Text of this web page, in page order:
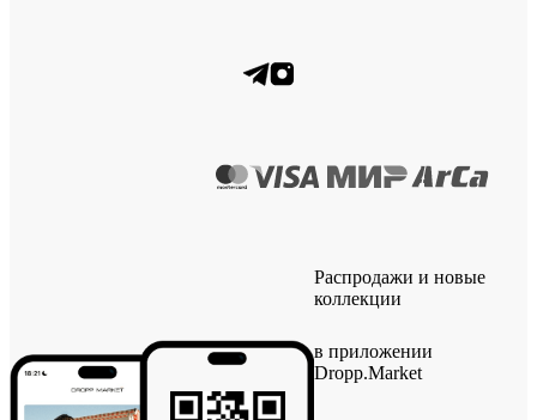
Распродажи и новые
коллекции
в приложении
Dropp.Market